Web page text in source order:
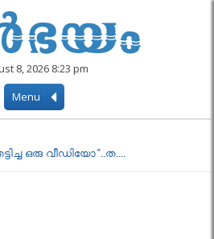
8, 2026 8:23 pm
Menu
ഒരു വീഡിയോ"..ത....